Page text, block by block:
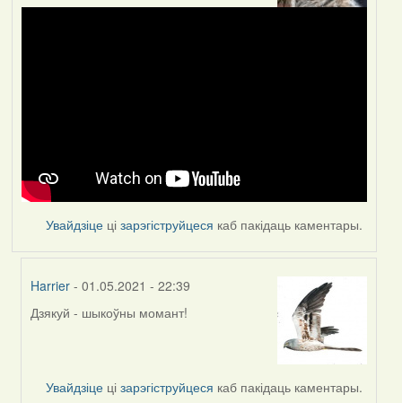
Увайдзіце цізарэгіструйцеся каб пакідаць каментары.
Harrier - 01.05.2021 - 22:39
In
Feather
Дзякуй - шыкоўны момант!
Увайдзіце цізарэгіструйцеся каб пакідаць каментары.